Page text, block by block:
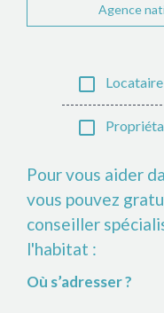
Agence
check_box_outline_blank Locataire
check_box_outline_blank
Pour vous aider
vous pouvez
conseiller
l'habitat :
Où s’adresser ?